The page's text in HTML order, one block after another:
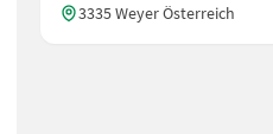
3335 Weyer Österreich